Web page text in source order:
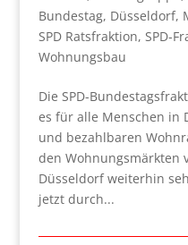
Bundestag, Düsseldorf,
SPD Ratsfraktion, SPD-
Wohnungsbau
Die SPD-
es für alle Menschen in
und bezahlbaren
den Wohnungsmärkten
Düsseldorf weiterhin
jetzt durch...